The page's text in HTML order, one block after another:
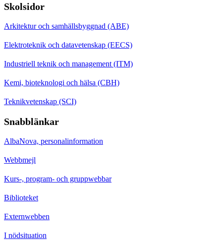
Skolsidor
Arkitektur och samhällsbyggnad (ABE)
Elektroteknik och datavetenskap (EECS)
Industriell teknik och management (ITM)
Kemi, bioteknologi och hälsa (CBH)
Teknikvetenskap (SCI)
Snabblänkar
AlbaNova, personalinformation
Webbmejl
Kurs-, program- och gruppwebbar
Biblioteket
Externwebben
I nödsituation